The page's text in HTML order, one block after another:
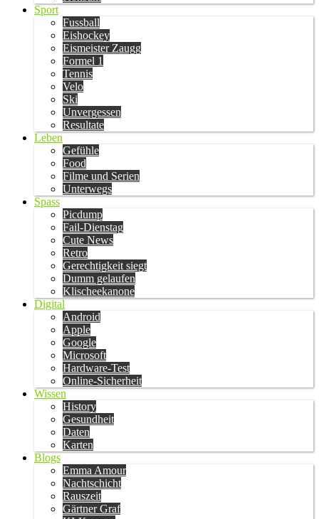
Sport
Fussball
Eishockey
Eismeister Zaugg
Formel 1
Tennis
Velo
Ski
Unvergessen
Resultate
Leben
Gefühle
Food
Filme und Serien
Unterwegs
Spass
Picdump
Fail-Dienstag
Cute News
Retro
Gerechtigkeit siegt
Dumm gelaufen
Klischeekanone
Digital
Android
Apple
Google
Microsoft
Hardware-Test
Online-Sicherheit
Wissen
History
Gesundheit
Daten
Karten
Blogs
Emma Amour
Nachtschicht
Rauszeit
Gärtner Graf